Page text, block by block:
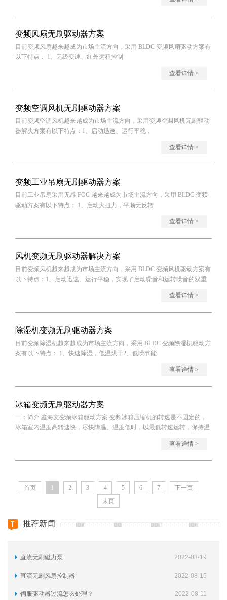
变频风扇无刷驱动器方案
目前变频风扇越来越成为市场主流方向，采用 BLDC 变频风扇驱动方案有
以下特点： 1、无级变速、红外远程控制
查看详情 >
变频空调风机无刷驱动器方案
目前变频空调风机越来越成为市场主流方向，采用变频空调风机无刷驱动
器解决方案有以下特点：1、启动迅速、运行平稳，
查看详情 >
变频工业吊扇无刷驱动器方案
目前工业吊扇采用无感 FOC 越来越成为市场主流方向，采用 BLDC 变频
驱动方案有以下特点： 1、启动大扭力，平顺无反转
查看详情 >
风机变频无刷驱动器解决方案
目前变频风机越来越成为市场主流方向，采用 BLDC 变频风机驱动方案有
以下特点：1、启动迅速、运行平稳，实现了启动噪音和运转噪音的双重
查看详情 >
除湿机变频无刷驱动器方案
目前变频除湿机越来越成为市场主流方向，采用 BLDC 变频除湿机驱动方
案有以下特点： 1、快速除湿，低温烘干2、低噪节能
查看详情 >
冰箱变频无刷驱动器方案
一：简介 鑫海文变频冰箱驱动方案 变频冰箱压缩机的转速是不固定的，
冰箱室内温度高转速快，尽快降温。温度低时，以最低转速运转，保持温
查看详情 >
首页 1 2 3 4 5 6 7
下一页
末页
推荐新闻
2022-08-19
直流无刷磁力泵
2022-08-15
直流无刷风扇控制器
2022-08-11
伺服驱动器过流怎么处理？